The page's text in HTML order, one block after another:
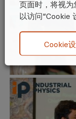
页面时，将视
以访问“Cookie
Cookie